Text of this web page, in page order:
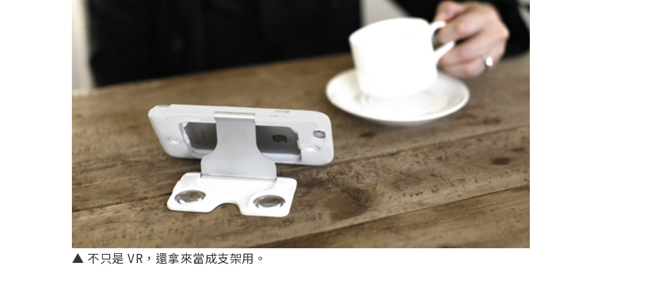
▲ 不只是 VR，還拿來當成支架用。